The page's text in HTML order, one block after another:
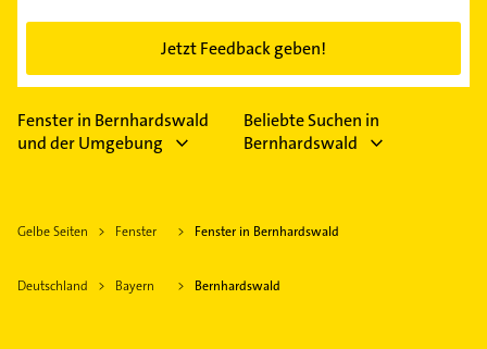
Jetzt Feedback geben!
Fenster in Bernhardswald
und der Umgebung
Beliebte Suchen in
Bernhardswald
Gelbe Seiten Fenster Fenster in Bernhardswald
Deutschland Bayern Bernhardswald